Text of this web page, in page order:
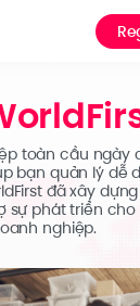
toàn cầu ngày
bạn quản lý dễ
đã xây
sự phát triển
nghiệp.